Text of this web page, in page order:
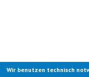
Wir benutzen technisch